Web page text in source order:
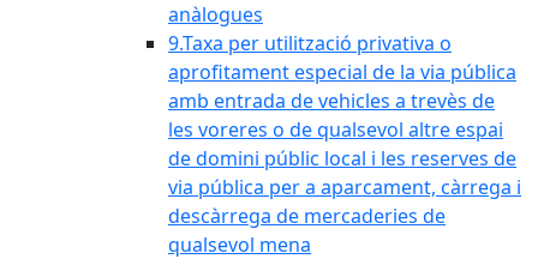
anàlogues
9.Taxa per utilització privativa o
aprofitament especial de la via pública
amb entrada de vehicles a trevès de
les voreres o de qualsevol altre espai
de domini públic local i les reserves de
via pública per a aparcament, càrrega i
descàrrega de mercaderies de
qualsevol mena